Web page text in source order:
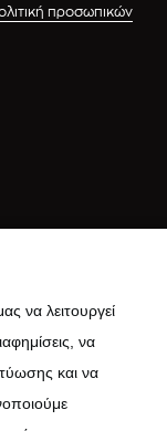
προσωπικών
να λειτουργεί
να
και να